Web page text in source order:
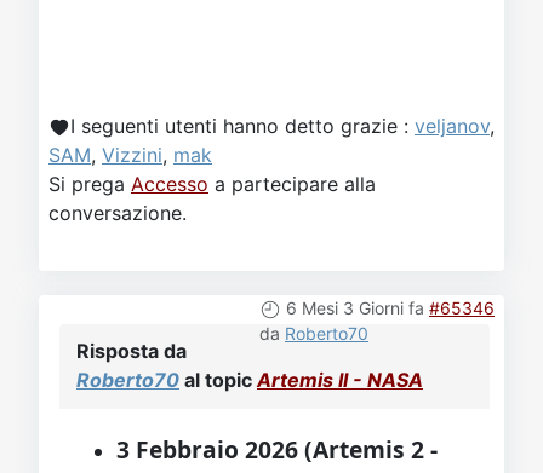
I seguenti utenti hanno detto grazie : veljanov,
SAM, Vizzini, mak
Si prega Accesso a partecipare alla
conversazione.
6 Mesi 3 Giorni fa #65346
da Roberto70
Risposta da
Roberto70 al topic Artemis II - NASA
3 Febbraio 2026 (Artemis 2 -